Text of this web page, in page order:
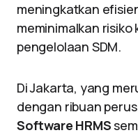
meningkatkan
meminimalkan
pengelolaan SDM.
Di Jakarta, yang
dengan ribuan
Software HRMS